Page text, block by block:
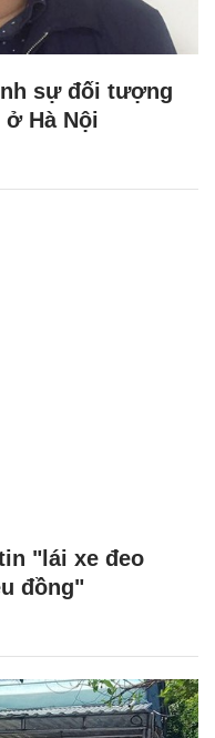
sự đối tượng
Hà Nội
"lái xe đeo
đồng"